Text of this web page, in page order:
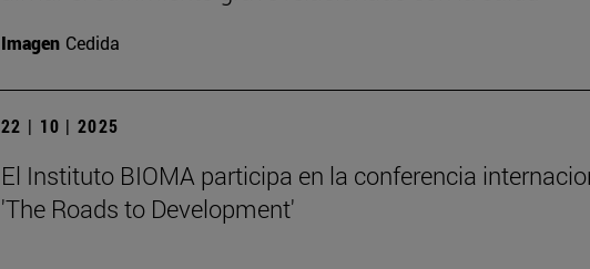
Imagen Cedida
22 | 10 | 2025
El Instituto BIOMA participa en la conferencia
'The Roads to Development'